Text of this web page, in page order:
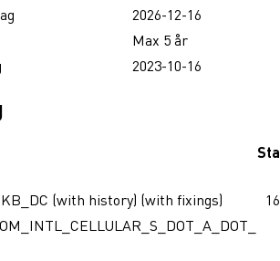
2026-12-16
Max 5 år
2023-10-16
(with history) (with fixings)